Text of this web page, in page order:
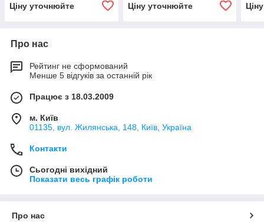
Ціну уточнюйте Ціну уточнюйте
Про нас
Рейтинг не сформований
Менше 5 відгуків за останній рік
Працює з 18.03.2009
м. Київ
01135, вул. Жилянська, 148, Київ, Україна
Контакти
Сьогодні вихідний
Показати весь графік роботи
Про нас